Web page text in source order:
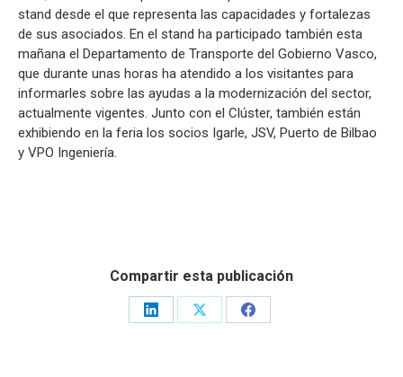
stand desde el que representa las capacidades y fortalezas
de sus asociados. En el stand ha participado también esta
mañana el Departamento de Transporte del Gobierno Vasco,
que durante unas horas ha atendido a los visitantes para
informarles sobre las ayudas a la modernización del sector,
actualmente vigentes. Junto con el Clúster, también están
exhibiendo en la feria los socios Igarle, JSV, Puerto de Bilbao
y VPO Ingeniería.
Compartir esta publicación
Share
Share
Share